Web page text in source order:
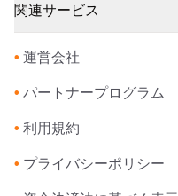
関連サービス
• 運営会社
• パートナープログラム
• 利用規約
• プライバシーポリシー